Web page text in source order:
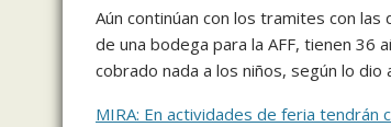
Aún continúan con los tramites con
de una bodega para la AFF, tienen 36
cobrado nada a los niños, según lo
MIRA: En actividades de feria tendrán